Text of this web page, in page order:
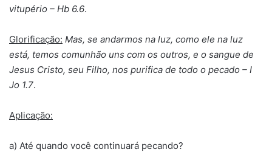
vitupério – Hb 6.6.
Glorificação: Mas, se andarmos na luz, como ele na luz
está, temos comunhão uns com os outros, e o sangue de
Jesus Cristo, seu Filho, nos purifica de todo o pecado – I
Jo 1.7.
Aplicação:
a) Até quando você continuará pecando?